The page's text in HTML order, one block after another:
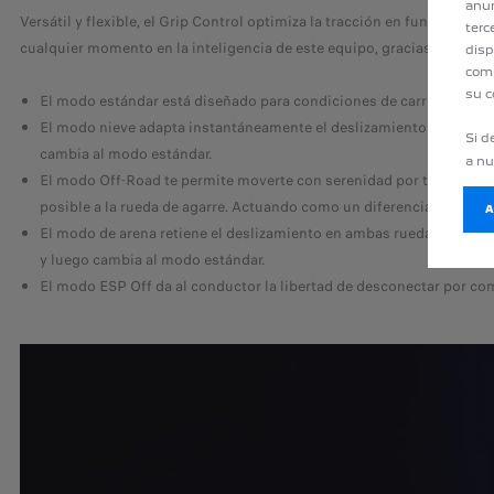
Versátil y flexible, el Grip Control optimiza la tracción en función del
cualquier momento en la inteligencia de este equipo, gracias al
El modo estándar está diseñado para condiciones de carretera
El modo nieve adapta instantáneamente el deslizamiento de
cambia al modo estándar.
El modo Off-Road te permite moverte con serenidad por terrenos
posible a la rueda de agarre. Actuando como un diferencial de
El modo de arena retiene el deslizamiento en ambas ruedas
y luego cambia al modo estándar.
El modo ESP Off da al conductor la libertad de desconectar por
su
Si
a